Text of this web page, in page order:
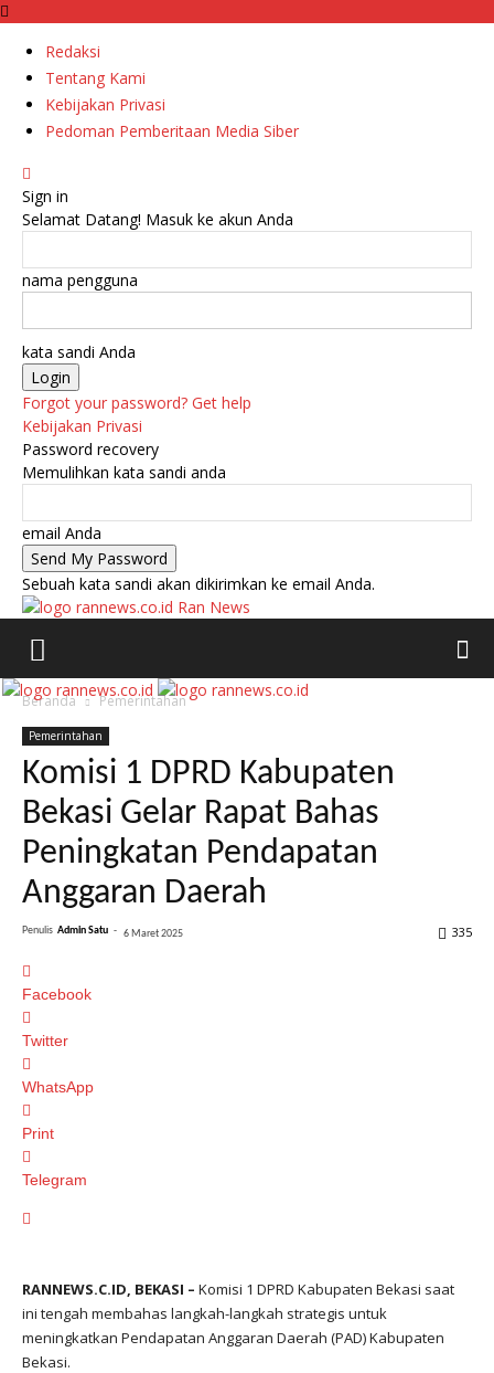
Redaksi
Tentang Kami
Kebijakan Privasi
Pedoman Pemberitaan Media Siber
Sign in
Selamat Datang! Masuk ke akun Anda
nama pengguna
kata sandi Anda
Forgot your password? Get help
Kebijakan Privasi
Password recovery
Memulihkan kata sandi anda
email Anda
Sebuah kata sandi akan dikirimkan ke email Anda.
Ran News
Beranda Pemerintahan
Pemerintahan
Komisi 1 DPRD Kabupaten
Bekasi Gelar Rapat Bahas
Peningkatan Pendapatan
Anggaran Daerah
Penulis Admin Satu - 6 Maret 2025 335
Facebook
Twitter
WhatsApp
Print
Telegram
RANNEWS.C.ID, BEKASI – Komisi 1 DPRD Kabupaten Bekasi saat
ini tengah membahas langkah-langkah strategis untuk
meningkatkan Pendapatan Anggaran Daerah (PAD) Kabupaten
Bekasi.